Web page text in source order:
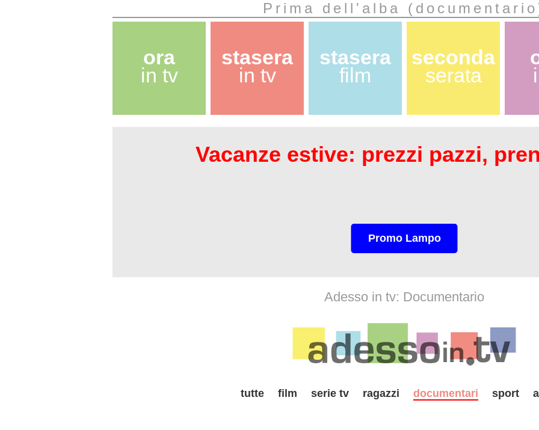
Prima dell'alba
ora
in tv
stasera
in tv
stasera
film
seconda
serata
Vacanze estive: prezzi pazzi,
Promo Lampo
Adesso in tv: Documentario
tutte film serie tv ragazzi documentari sport